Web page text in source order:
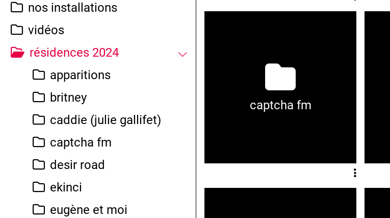
nos installations
vidéos
résidences 2024
apparitions
britney
caddie (julie gallifet)
captcha fm
desir road
ekinci
eugène et moi
captcha fm